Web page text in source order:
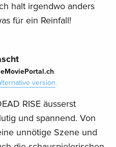
halt irgendwo anders
für ein Reinfall!
.
version.
RISE äusserst
und spannend. Von
unnötige Szene und